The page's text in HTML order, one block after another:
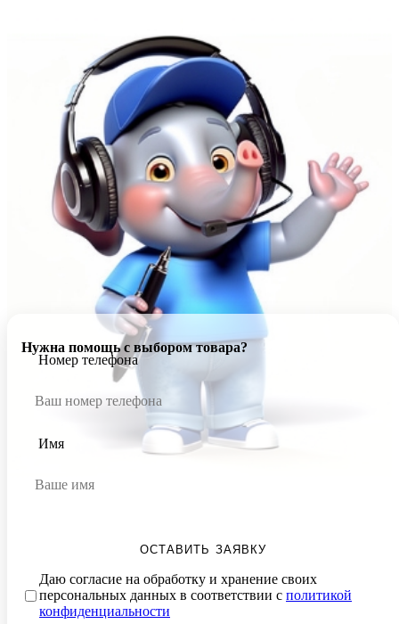
Нужна помощь с выбором товара?
Номер телефона
Имя
ОСТАВИТЬ ЗАЯВКУ
Даю согласие на обработку и хранение своих
персональных данных в соответствии с политикой
конфиденциальности